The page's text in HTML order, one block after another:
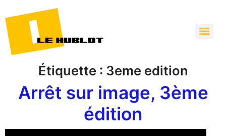
Étiquette : 3eme edition
Arrêt sur image, 3ème
édition